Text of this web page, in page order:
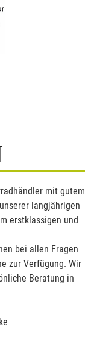
mit gutem
langjährigen
erstklassigen und
bei allen Fragen
zur Verfügung. Wir
Beratung in